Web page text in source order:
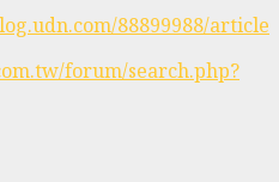
88899988/article
forum/search.php?